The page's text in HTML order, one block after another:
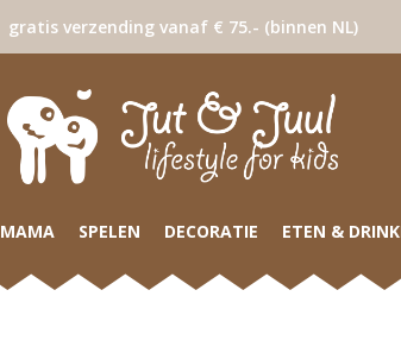
gratis verzending vanaf € 75.- (binnen NL)
MAMA SPELEN DECORATIE ETEN &